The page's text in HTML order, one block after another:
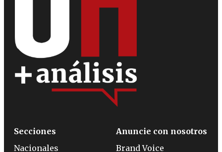
Secciones
Nacionales
Anuncie con nosotros
Brand Voice